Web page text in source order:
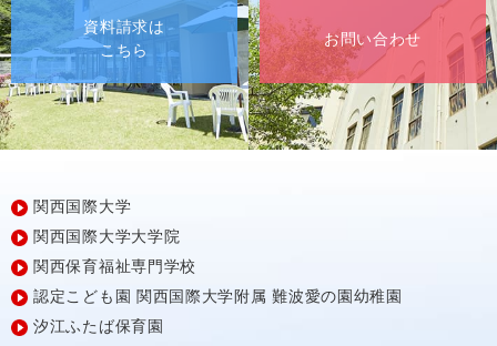
資料請求は
こちら
お問い合わせ
関西国際大学
関西国際大学大学院
関西保育福祉専門学校
認定こども園 関西国際大学附属 難波愛の園幼稚園
汐江ふたば保育園